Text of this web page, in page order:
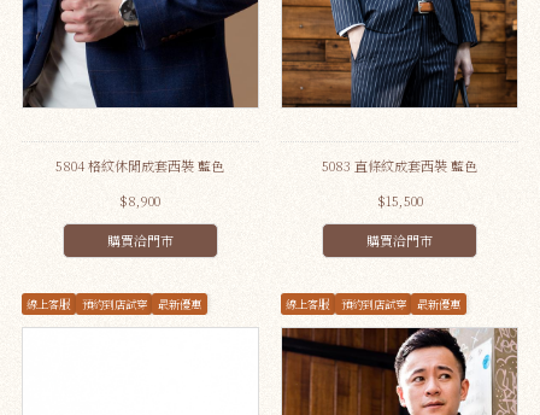
5804 格紋休閒成套西裝 藍色
$8,900
購買洽門市
5083 直條紋成套西裝 藍色
$15,500
購買洽門市
線上客服 預約到店試穿 最新優惠 線上客服 預約到店試穿 最新優惠